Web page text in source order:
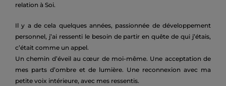
relation à Soi.
Il y a de cela quelques années, passionnée de développement
personnel, j’ai ressenti le besoin de partir en quête de qui j’étais,
c’était comme un appel.
Un chemin d’éveil au cœur de moi-même. Une acceptation de
mes parts d’ombre et de lumière. Une reconnexion avec ma
petite voix intérieure, avec mes ressentis.